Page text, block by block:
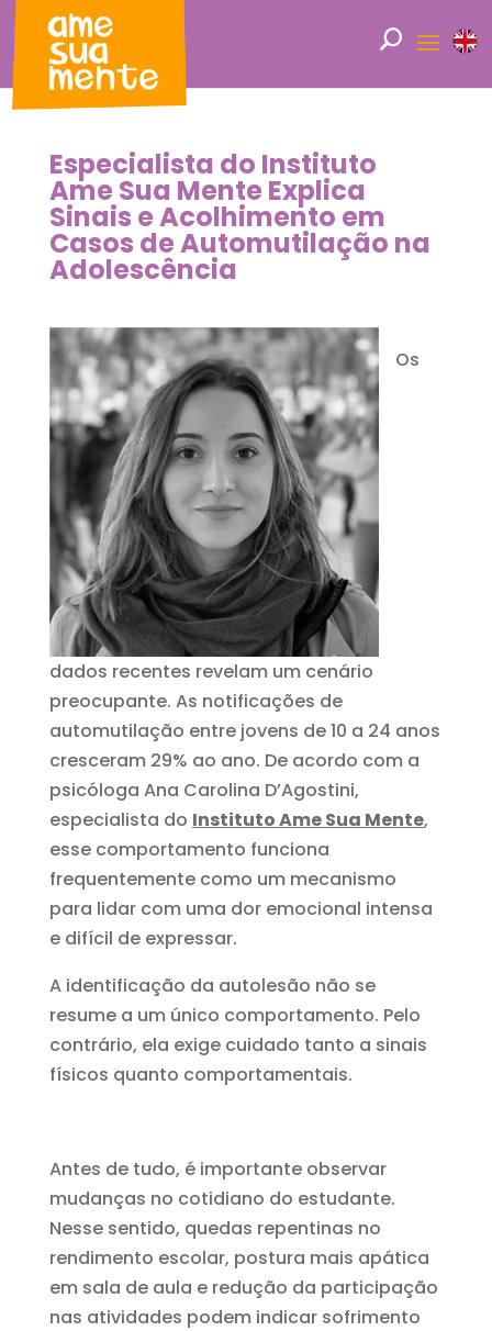
Especialista do Instituto
Ame Sua Mente Explica
Sinais e Acolhimento em
Casos de Automutilação na
Adolescência
Os
dados recentes revelam um cenário
preocupante. As notificações de
automutilação entre jovens de 10 a 24 anos
cresceram 29% ao ano. De acordo com a
psicóloga Ana Carolina D’Agostini,
especialista do Instituto Ame Sua Mente,
esse comportamento funciona
frequentemente como um mecanismo
para lidar com uma dor emocional intensa
e difícil de expressar.
A identificação da autolesão não se
resume a um único comportamento. Pelo
contrário, ela exige cuidado tanto a sinais
físicos quanto comportamentais.
Antes de tudo, é importante observar
mudanças no cotidiano do estudante.
Nesse sentido, quedas repentinas no
rendimento escolar, postura mais apática
em sala de aula e redução da participação
nas atividades podem indicar sofrimento